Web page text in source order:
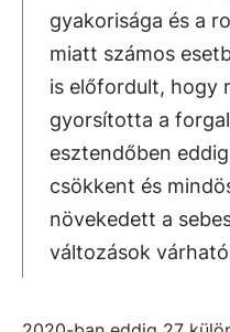
gyakorisága és a
miatt számos
is előfordult, hogy
gyorsította a
esztendőben
csökkent és
növekedett a
változások